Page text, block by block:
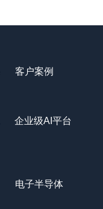
客户案例
企业级AI平台
电子半导体